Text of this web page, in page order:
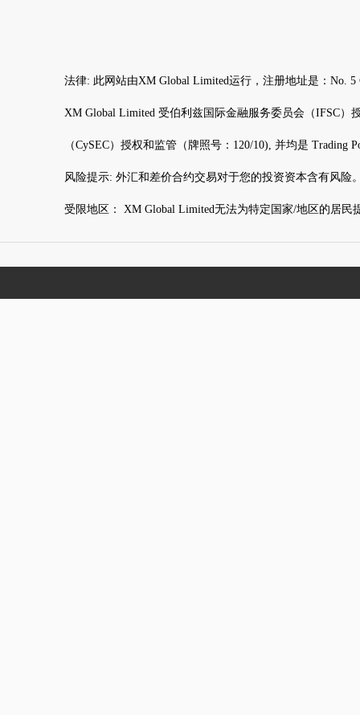
法律: 此网站由XM Global Limited运行，注册地址是：No.
XM Global Limited 受伯利兹国际金融服务委员会（IFSC）
（CySEC）授权和监管（牌照号：120/10), 并均是 Trading
风险提示: 外汇和差价合约交易对于您的投资资本含有风险
受限地区： XM Global Limited无法为特定国家/地区的居